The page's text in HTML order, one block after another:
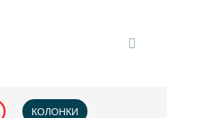
КОЛОНКИ